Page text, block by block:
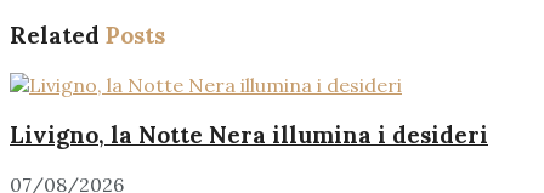
Related Posts
Livigno, la Notte Nera illumina i desideri
07/08/2026